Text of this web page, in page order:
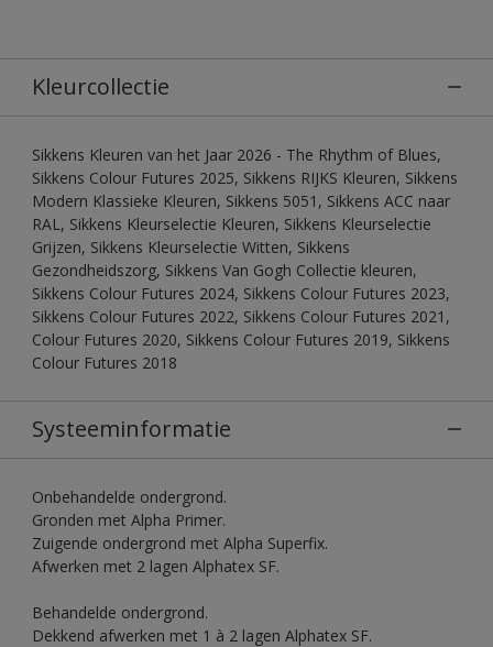
Kleurcollectie
Sikkens Kleuren van het Jaar 2026 - The Rhythm of Blues,
Sikkens Colour Futures 2025, Sikkens RIJKS Kleuren, Sikkens
Modern Klassieke Kleuren, Sikkens 5051, Sikkens ACC naar
RAL, Sikkens Kleurselectie Kleuren, Sikkens Kleurselectie
Grijzen, Sikkens Kleurselectie Witten, Sikkens
Gezondheidszorg, Sikkens Van Gogh Collectie kleuren,
Sikkens Colour Futures 2024, Sikkens Colour Futures 2023,
Sikkens Colour Futures 2022, Sikkens Colour Futures 2021,
Colour Futures 2020, Sikkens Colour Futures 2019, Sikkens
Colour Futures 2018
Systeeminformatie
Onbehandelde ondergrond.
Gronden met Alpha Primer.
Zuigende ondergrond met Alpha Superfix.
Afwerken met 2 lagen Alphatex SF.
Behandelde ondergrond.
Dekkend afwerken met 1 à 2 lagen Alphatex SF.